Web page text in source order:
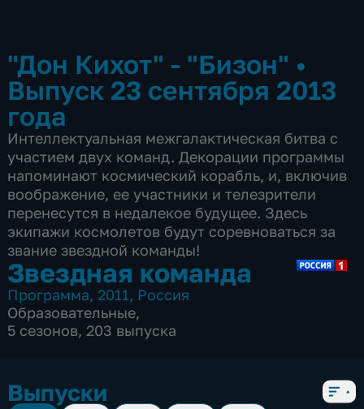
"Дон Кихот" - "Бизон" •
Выпуск 23 сентября 2013
года
Интеллектуальная межгалактическая битва с
участием двух команд. Декорации программы
напоминают космический корабль, и, включив
воображение, ее участники и телезрители
перенесутся в недалекое будущее. Здесь
экипажи космолетов будут соревноваться за
звание звездной команды!
Звездная команда
Программа, 2011, Россия
Образовательные,
5 сезонов, 203 выпуска
Выпуски